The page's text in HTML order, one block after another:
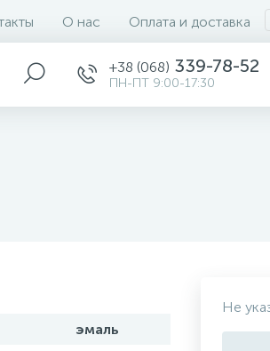
О нас Оплата и доставка
+38 (068) 339-78-52
ПН-ПТ 9:00-17:30
эмаль
Не